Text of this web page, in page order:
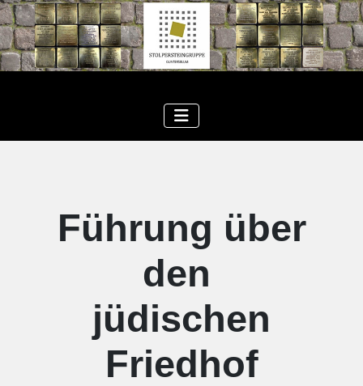
Führung über
den
jüdischen
Friedhof